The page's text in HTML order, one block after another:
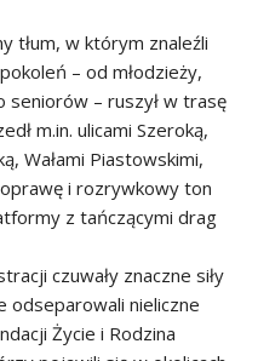
tłum, w którym znaleźli
– od młodzieży,
seniorów – ruszył w trasę
m.in. ulicami Szeroką,
Wałami Piastowskimi,
oprawę i rozrywkowy ton
z tańczącymi drag
czuwały znaczne siły
odseparowali nieliczne
Życie i Rodzina